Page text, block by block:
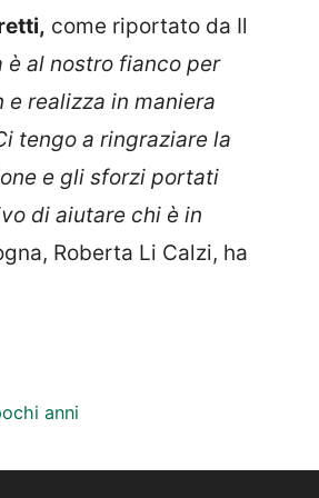
come riportato da Il
è al nostro fianco per
realizza in maniera
tengo a ringraziare la
e gli sforzi portati
di aiutare chi è in
Roberta Li Calzi, ha
anni